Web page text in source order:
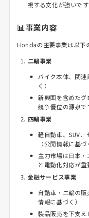
視する文化が強いで
📊事業内容
Hondaの主要事業は以下
二輪事業
バイク本体、関
く）
新興国を含めた
競争優位の源泉で
四輪事業
軽自動車、SUV
（公開情報に基づ
主力市場は日本
と電動化対応が重
金融サービス事業
自動車・二輪の
情報に基づく）
製品販売を下支